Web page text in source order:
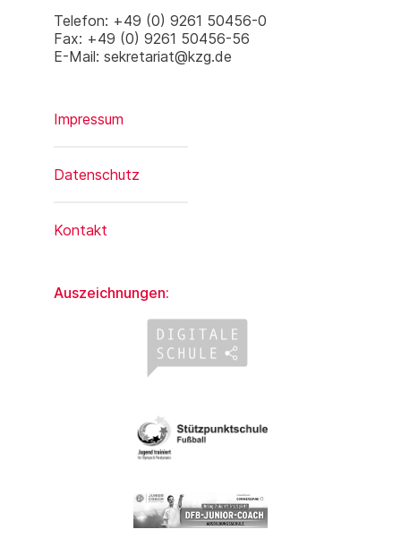
Telefon: +49 (0) 9261 50456-0
Fax: +49 (0) 9261 50456-56
E-Mail: sekretariat@kzg.de
Impressum
Datenschutz
Kontakt
Auszeichnungen: